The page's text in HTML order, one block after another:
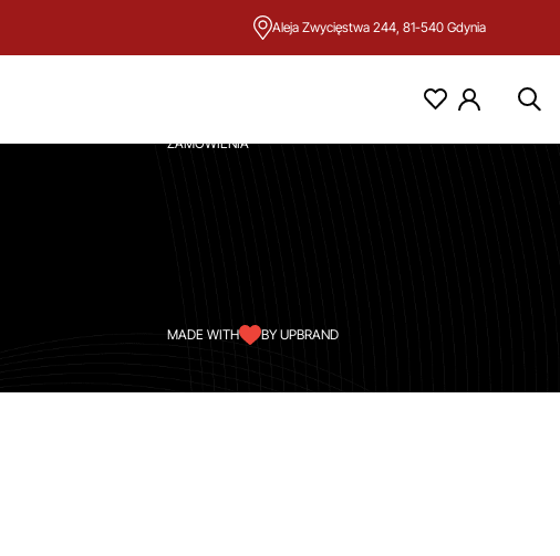
Aleja Zwycięstwa 244, 81-540 Gdynia
ZAMÓWIENIA
MADE WITH BY UPBRAND